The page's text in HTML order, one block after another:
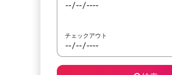
チェックアウト